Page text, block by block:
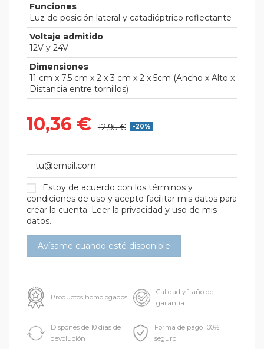
Funciones
Luz de posición lateral y catadióptrico reflectante
Voltaje admitido
12V y 24V
Dimensiones
11 cm x 7,5 cm x 2 x 3 cm x 2 x 5cm (Ancho x Alto x
Distancia entre tornillos)
10,36 € 12,95 € -20%
Estoy de acuerdo con los términos y
condiciones de uso y acepto facilitar mis datos para
crear la cuenta. Leer la privacidad y uso de mis
datos.
Productos homologados
Calidad y 1 año de
garantía
Dispones de 10 días de
devolución
Forma de pago 100%
seguro